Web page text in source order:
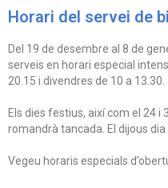
Horari del servei de
Del 19 de desembre al 8 de
serveis en horari especial
20.15 i divendres de 10 a 13.30.
Els dies festius, així com el 24 i
romandrà tancada. El dijous
Vegeu horaris especials